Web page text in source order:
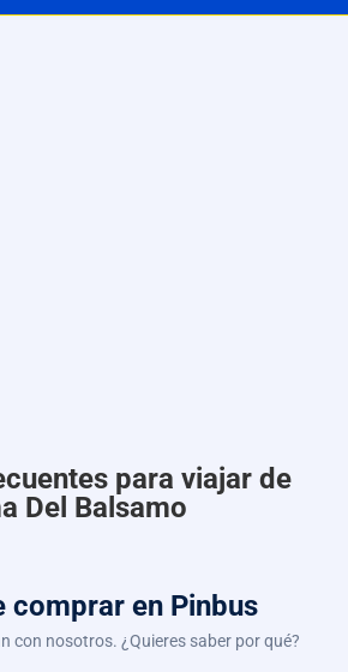
para viajar de
Del Balsamo
comprar en Pinbus
con nosotros. ¿Quieres saber por qué?